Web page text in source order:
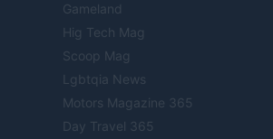
Gameland
Hig Tech Mag
Scoop Mag
Lgbtqia News
Motors Magazine 365
Day Travel 365